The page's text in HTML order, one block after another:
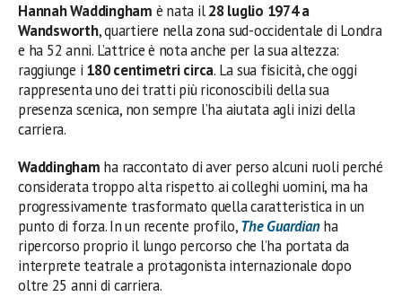
Hannah Waddingham è nata il28 luglio 1974 a
Wandsworth, quartiere nella zona sud-occidentale di Londra
e ha 52 anni. L’attrice è nota anche per la sua altezza:
raggiunge i 180 centimetri circa. La sua fisicità, che oggi
rappresenta uno dei tratti più riconoscibili della sua
presenza scenica, non sempre l’ha aiutata agli inizi della
carriera.
Waddingham ha raccontato di aver perso alcuni ruoli perché
considerata troppo alta rispetto ai colleghi uomini, ma ha
progressivamente trasformato quella caratteristica in un
punto di forza. In un recente profilo,The Guardianha
ripercorso proprio il lungo percorso che l’ha portata da
interprete teatrale a protagonista internazionale dopo
oltre 25 anni di carriera.